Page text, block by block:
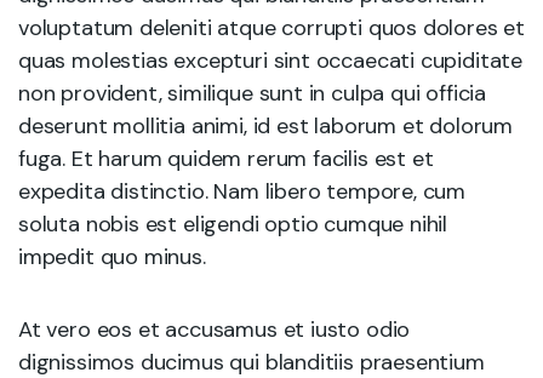
voluptatum deleniti atque corrupti quos dolores et
quas molestias excepturi sint occaecati cupiditate
non provident, similique sunt in culpa qui officia
deserunt mollitia animi, id est laborum et dolorum
fuga. Et harum quidem rerum facilis est et
expedita distinctio. Nam libero tempore, cum
soluta nobis est eligendi optio cumque nihil
impedit quo minus.
At vero eos et accusamus et iusto odio
dignissimos ducimus qui blanditiis praesentium